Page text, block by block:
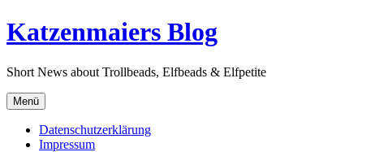
Direkt
zum
Katzenmaiers Blog
Short News about Trollbeads, Elfbeads & Elfpetite
Menü
Datenschutzerklärung
Impressum